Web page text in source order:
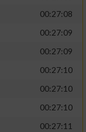
00:27:08
00:27:09
00:27:09
00:27:10
00:27:10
00:27:10
00:27:11